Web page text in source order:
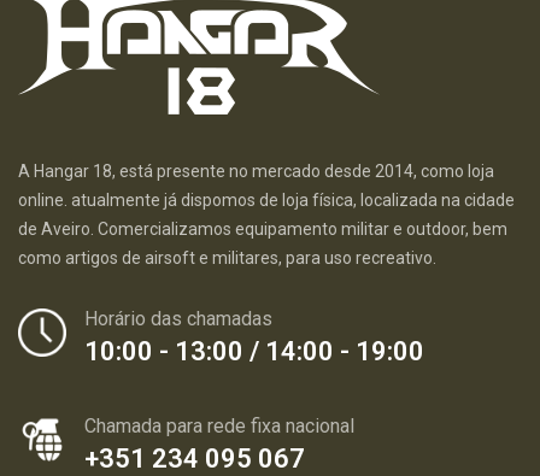
A Hangar 18, está presente no mercado desde 2014, como loja
online. atualmente já dispomos de loja física, localizada na cidade
de Aveiro. Comercializamos equipamento militar e outdoor, bem
como artigos de airsoft e militares, para uso recreativo.
Horário das chamadas
10:00 - 13:00 / 14:00 - 19:00
Chamada para rede fixa nacional
+351 234 095 067